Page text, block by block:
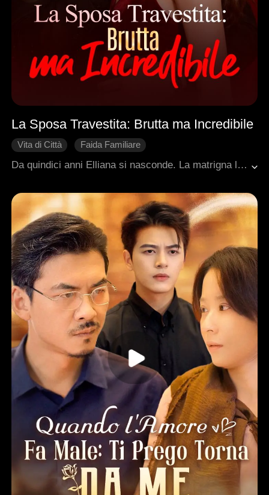
La Sposa Travestita: Brutta ma Incredibile
Vita di Città
Faida Familiare
Sostituto
Da quindici anni Elliana si nasconde. La matrigna l'ha costretta a spegnere la sua bellezza e i suoi talenti. Ma c'è una cosa che non sa: da due anni è già sposata segretamente con Cole, l'erede della potente famiglia Evans. Tutti la deridono per la sua bruttezza. La matrigna e la sorellastra tramano alle sue spalle. Ma Elliana non è una donna qualunque. È una guaritrice misteriosa. È un'artista famosa in tutto il mondo. È la mente occulta dietro una potente organizzazione sotterranea. Una dopo l'altra, spegne le voci dei nemici. Colpo dopo colpo, riconquista il rispetto che le spetta. E Cole? Osserva, si avvicina e si innamora. Non della sua maschera, ma della donna che si cela dietro l'ombra.